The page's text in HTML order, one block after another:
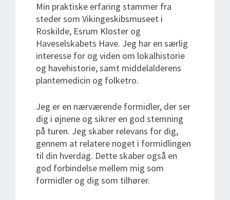
Min praktiske erfaring stammer fra
steder som Vikingeskibsmuseet i
Roskilde, Esrum Kloster og
Haveselskabets Have. Jeg har en særlig
interesse for og viden om lokalhistorie
og havehistorie, samt middelalderens
plantemedicin og folketro.
Jeg er en nærværende formidler, der ser
dig i øjnene og sikrer en god stemning
på turen. Jeg skaber relevans for dig,
gennem at relatere noget i formidlingen
til din hverdag. Dette skaber også en
god forbindelse mellem mig som
formidler og dig som tilhører.